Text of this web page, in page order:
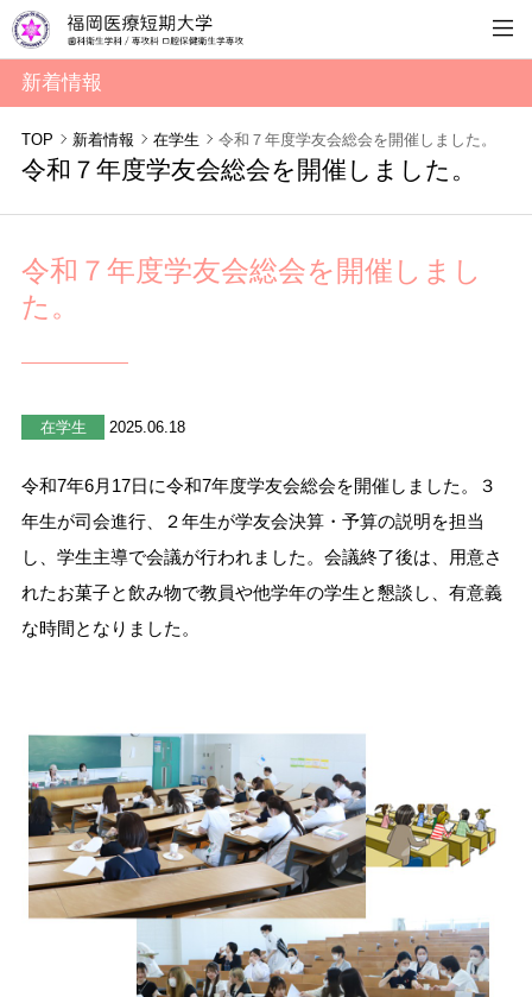
新着情報
TOP 新着情報 在学生 令和７年度学友会総会を開催しました。
令和７年度学友会総会を開催しました。
令和７年度学友会総会を開催しまし
た。
在学生 2025.06.18
令和7年6月17日に令和7年度学友会総会を開催しました。３
年生が司会進行、２年生が学友会決算・予算の説明を担当
し、学生主導で会議が行われました。会議終了後は、用意さ
れたお菓子と飲み物で教員や他学年の学生と懇談し、有意義
な時間となりました。